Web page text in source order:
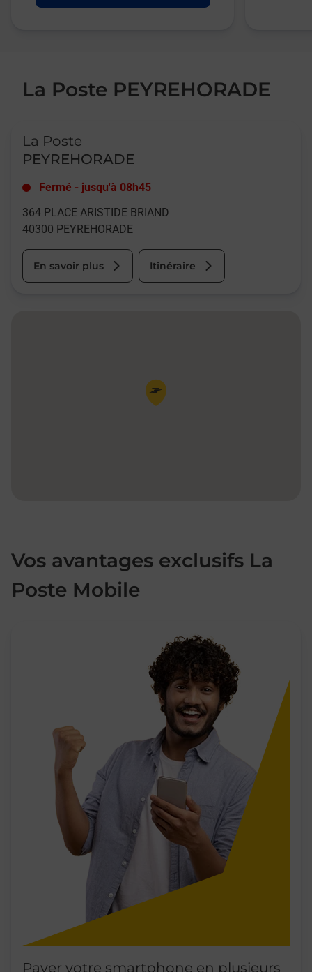
La Poste PEYREHORADE
La Poste
PEYREHORADE
Fermé - jusqu'à 08h45
364 PLACE ARISTIDE BRIAND
40300 PEYREHORADE
En savoir plus Itinéraire
Pin de la carte
Vos avantages exclusifs La
Poste Mobile
Payer votre smartphone en plusieurs